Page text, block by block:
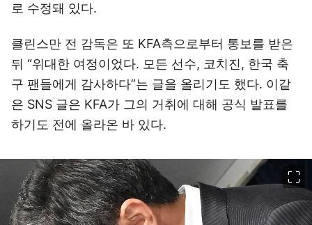
로 수정돼 있다.
클린스만 전 감독은 또 KFA측으로부터 통보를 받은
뒤 “위대한 여정이었다. 모든 선수, 코치진, 한국 축
구 팬들에게 감사하다”는 글을 올리기도 했다. 이같
은 SNS 글은 KFA가 그의 거취에 대해 공식 발표를
하기도 전에 올라온 바 있다.